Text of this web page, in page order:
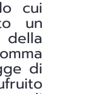
cui
un
di